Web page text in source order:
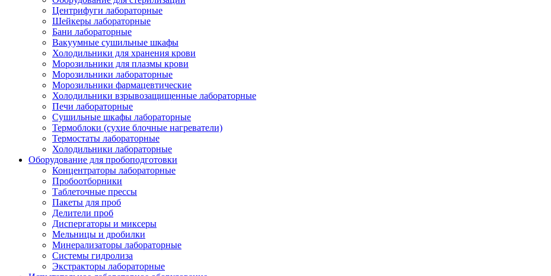
Центрифуги лабораторные
Шейкеры лабораторные
Бани лабораторные
Вакуумные сушильные шкафы
Холодильники для хранения крови
Морозильники для плазмы крови
Морозильники лабораторные
Морозильники фармацевтические
Холодильники взрывозащищенные лабораторные
Печи лабораторные
Сушильные шкафы лабораторные
Термоблоки (сухие блочные нагреватели)
Термостаты лабораторные
Холодильники лабораторные
Оборудование для пробоподготовки
Концентраторы лабораторные
Пробоотборники
Таблеточные прессы
Пакеты для проб
Делители проб
Диспергаторы и миксеры
Мельницы и дробилки
Минерализаторы лабораторные
Системы гидролиза
Экстракторы лабораторные